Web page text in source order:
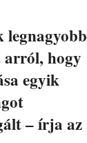
legnagyobb
arról, hogy
egyik
– írja az